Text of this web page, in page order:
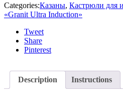
Categories:Казаны, Кастрюли для
«Granit Ultra Induction»
Tweet
Share
Pinterest
Description Instructions